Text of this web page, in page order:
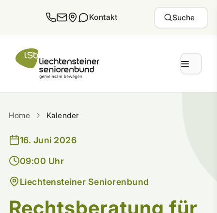
Kontakt Suche
Home Kalender
16. Juni 2026
09:00 Uhr
Liechtensteiner Seniorenbund
Rechtsberatung für